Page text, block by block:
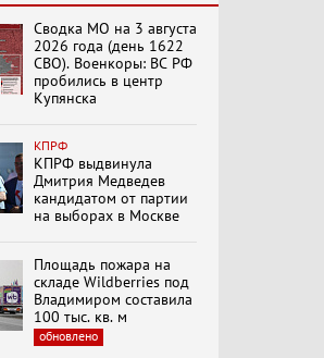
Бренды Советской
эпохи "Гжель"
Специальный репортаж
«Безразмерное
Кольцо»
РОССИИ! Обращение
Г.А. Зюганова,
Председателя ЦК
КПРФ Руководителя
фракции КПРФ в
Государственной Думе
Документальный
Сводка МО на 3 августа
2026 года (день 1622
СВО). Военкоры: ВС РФ
пробились в центр
Купянска
КПРФ
КПРФ выдвинула
Дмитрия Медведев
кандидатом от партии
на выборах в Москве
Площадь пожара на
складе Wildberries под
Владимиром составила
100 тыс. кв. м
обновлено